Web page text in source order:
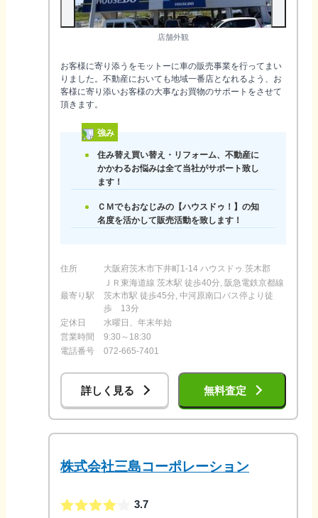
店舗外観
お客様に寄り添うをモットーに車の販売事業を行ってまい
りました。不動産においても地域一番店となれるよう、お
客様に寄り添いお客様の大事なお買物のサポートをさせて
頂きます。
強み
住み替え買い替え・リフォーム、不動産に
かかわるお悩みは全て当社がサポート致し
ます！
ＣＭでもおなじみの【ハウスドゥ！】の知
名度を活かして販売活動を致します！
住所 大阪府茨木市下井町1‐14 ハウスドゥ 茨木郡
最寄り駅
ＪＲ東海道線 茨木駅 徒歩40分, 阪急電鉄京都線
茨木市駅 徒歩45分, 中河原南口バス停より徒
歩 13分
定休日
水曜日、年末年始
営業時間
9:30～18:30
電話番号
072-665-7401
詳しく見る 無料査定
株式会社三島コーポレーション
3.7